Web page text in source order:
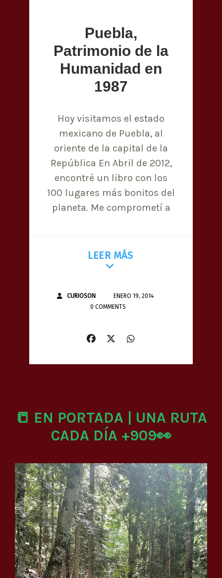
Puebla,
Patrimonio de la
Humanidad en
1987
Hoy visitamos el estado
mexicano de Puebla, al
oriente de la capital de la
República En Abril de 2012,
encontré un libro con los
100 lugares más bonitos del
planeta. Me comprometí a
LEER MÁS
CURIOSON
ENERO 19, 2014
0 COMMENTS
📒 EN PORTADA | UNA RUTA
CADA DÍA +909👀